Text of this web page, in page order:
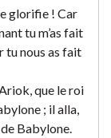
glorifie ! Car
tu m’as fait
tu nous as fait
que le roi
; il alla,
Babylone.